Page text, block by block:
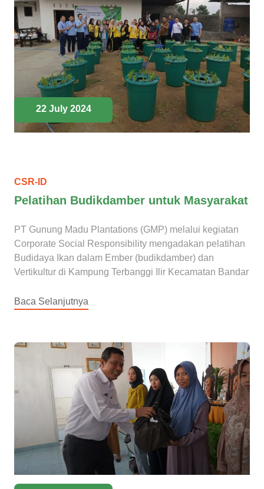
CSR-ID
Pelatihan Budikdamber untuk Masyarakat
PT Gunung Madu Plantations (GMP) melalui kegiatan
Corporate Social Responsibility mengadakan pelatihan
Budidaya Ikan dalam Ember (budikdamber) dan
Vertikultur di Kampung Terbanggi Ilir Kecamatan Bandar
Baca Selanjutnya
22 July 2024